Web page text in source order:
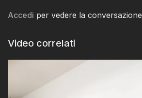
Accedi per vedere la conversazione
Video correlati